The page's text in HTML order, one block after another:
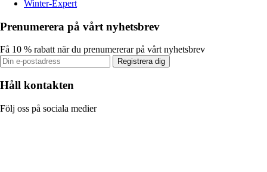
Winter-Expert
Prenumerera på vårt nyhetsbrev
Få 10 % rabatt när du prenumererar på vårt nyhetsbrev
Registrera dig
Håll kontakten
Följ oss på sociala medier